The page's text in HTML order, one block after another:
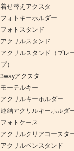
着せ替えアクスタ
フォトキーホルダー
フォトスタンド
アクリルスタンド
アクリルスタンド（プレ
プ）
3wayアクスタ
モーテルキー
アクリルキーホルダー
連結アクリルキーホルダ
フォトケース
アクリルクリアコースタ
アクリルペンスタンド